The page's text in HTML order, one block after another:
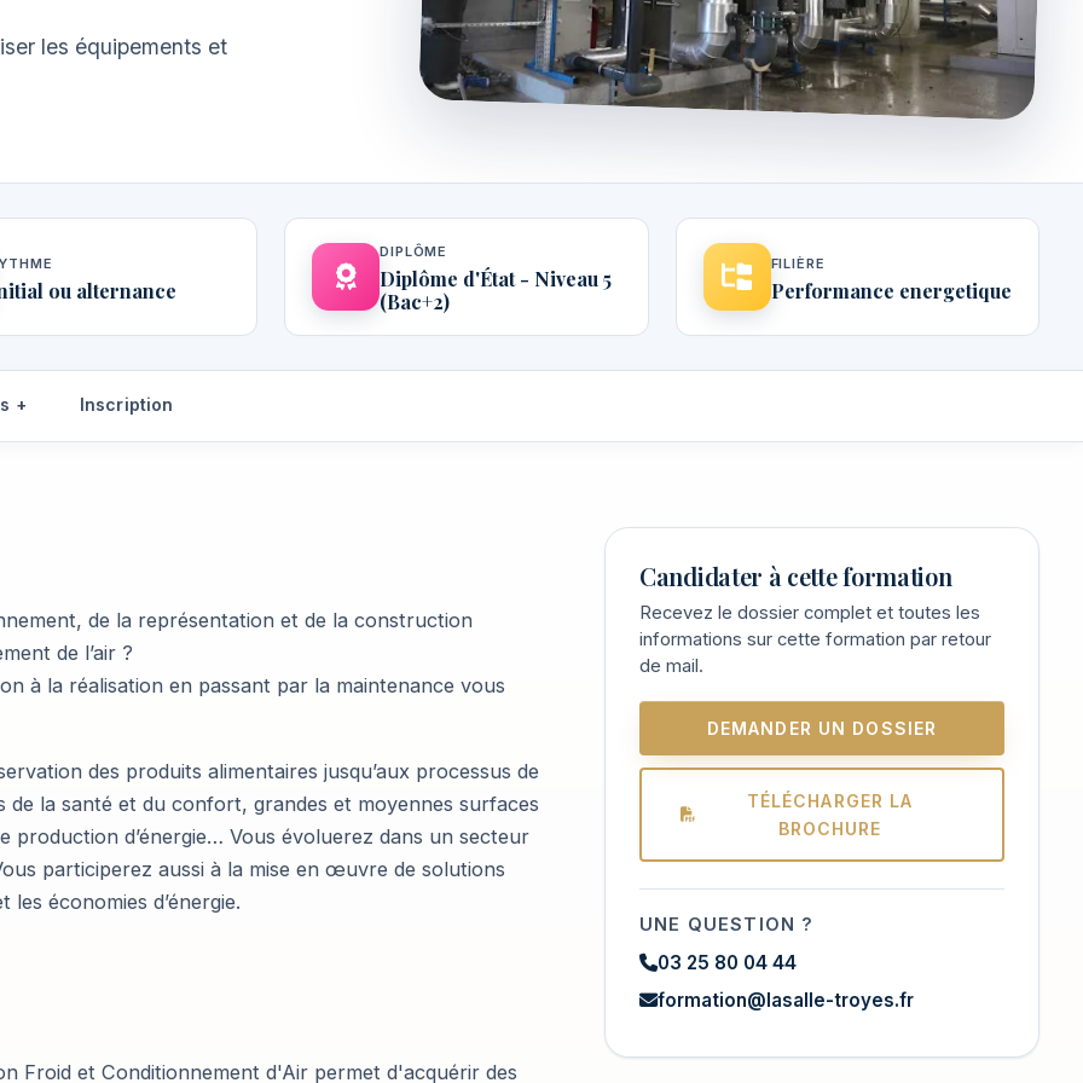
les équipements et
ou alternance
DIPLÔME
Diplôme d'État - Niveau 5
(Bac+2)
FILIÈRE
Performance energetique
+ Inscription
de la représentation et de la construction
de l’air ?
à la réalisation en passant par la maintenance vous
des produits alimentaires jusqu’aux processus de
la santé et du confort, grandes et moyennes surfaces
production d’énergie… Vous évoluerez dans un secteur
participerez aussi à la mise en œuvre de solutions
économies d’énergie.
Froid et Conditionnement d'Air permet d'acquérir des
Candidater à cette formation
Recevez le dossier complet et toutes les
informations sur cette formation par retour
de mail.
DEMANDER UN DOSSIER
TÉLÉCHARGER LA
BROCHURE
UNE QUESTION ?
03 25 80 04 44
formation@lasalle-troyes.fr